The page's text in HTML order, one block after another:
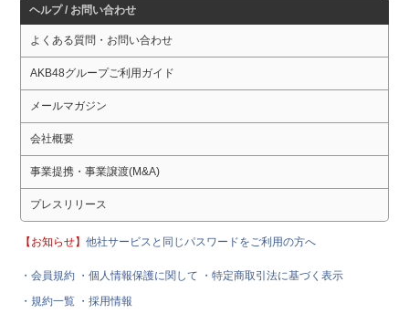
ヘルプ / お問い合わせ
よくある質問・お問い合わせ
AKB48グループご利用ガイド
メールマガジン
会社概要
事業提携・事業譲渡(M&A)
プレスリリース
【お知らせ】他社サービスと同じパスワードをご利用の方へ
・会員規約 ・個人情報保護に関して
・特定商取引法に基づく表示
・規約一覧 ・採用情報